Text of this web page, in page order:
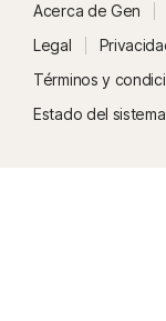
debe haber iniciado
navegador de Norton
configurado el
Acerca de Gen
Legal
Términos y
Estado del sistema